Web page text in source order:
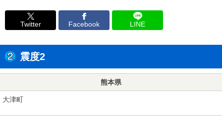
Twitter Facebook LINE
震度2
熊本県
大津町